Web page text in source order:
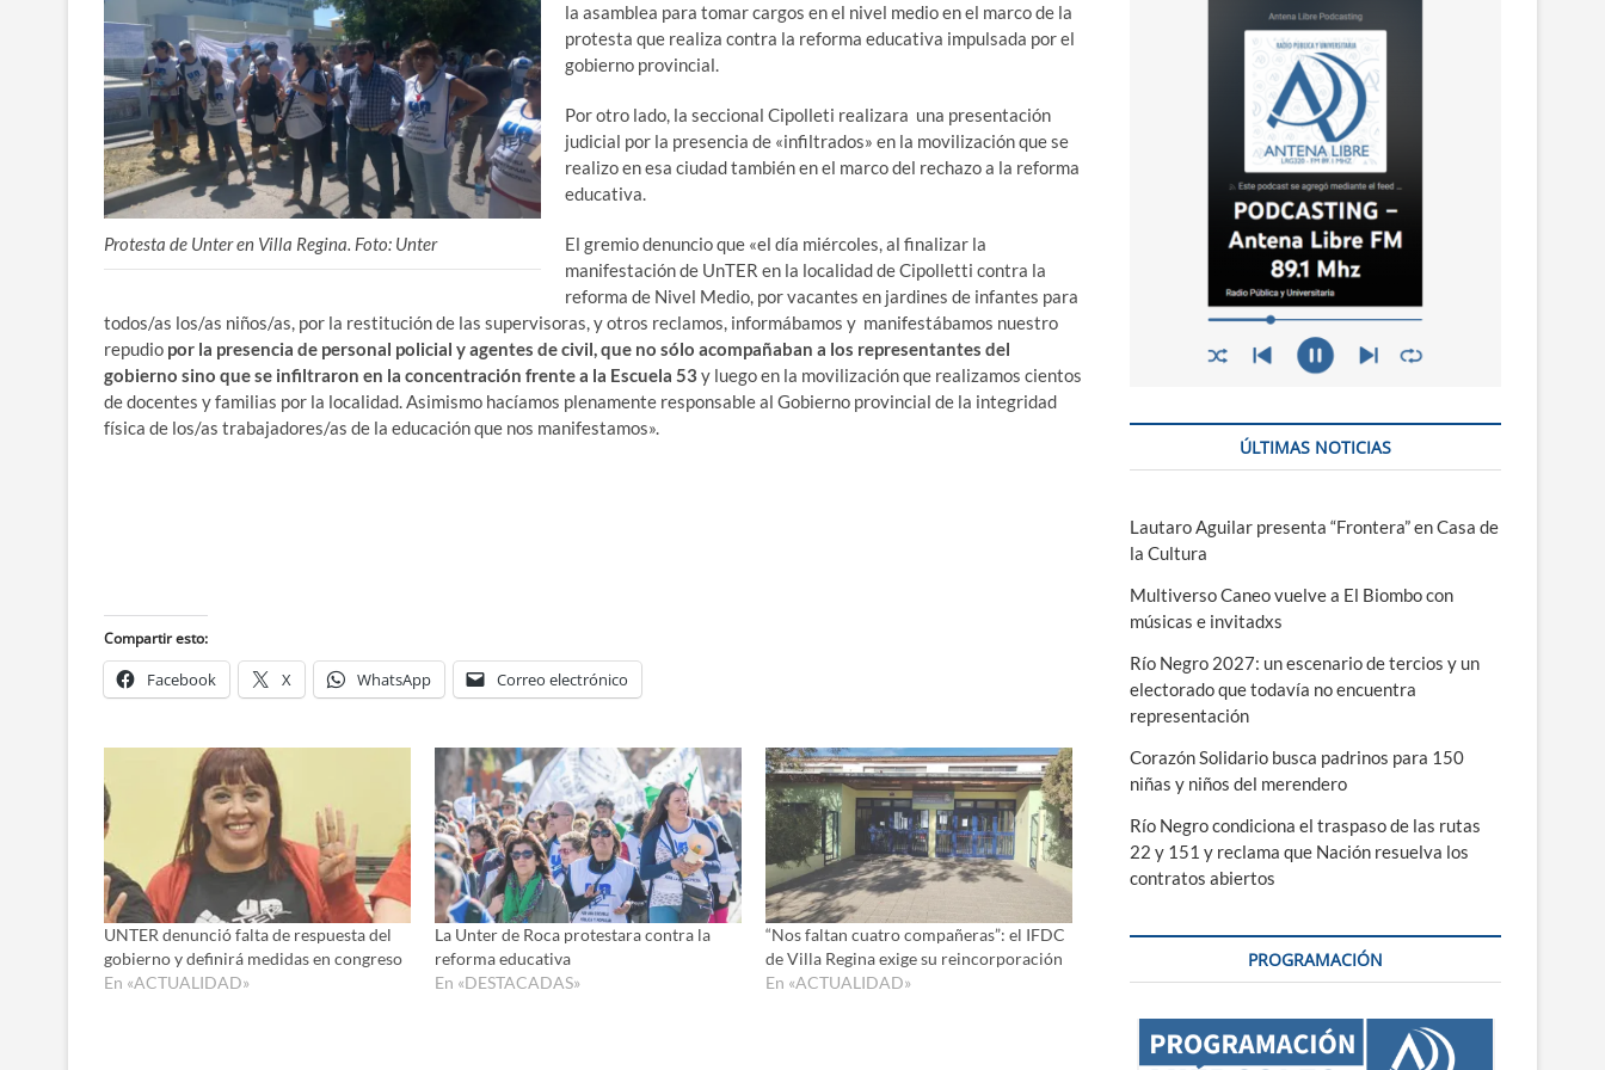
Protesta de Unter en Villa Regina. Foto: Unter
la asamblea para tomar cargos en el nivel medio en el marco de la
protesta que realiza contra la reforma educativa impulsada por el
gobierno provincial.
Por otro lado, la seccional Cipolleti realizara una presentación
judicial por la presencia de «infiltrados» en la movilización que se
realizo en esa ciudad también en el marco del rechazo a la reforma
educativa.
El gremio denuncio que «el día miércoles, al finalizar la
manifestación de UnTER en la localidad de Cipolletti contra la
reforma de Nivel Medio, por vacantes en jardines de infantes para
todos/as los/as niños/as, por la restitución de las supervisoras, y otros reclamos, informábamos y manifestábamos nuestro
repudio por la presencia de personal policial y agentes de civil, que no sólo acompañaban a los representantes del
gobierno sino que se infiltraron en la concentración frente a la Escuela 53 y luego en la movilización que realizamos cientos
de docentes y familias por la localidad. Asimismo hacíamos plenamente responsable al Gobierno provincial de la integridad
física de los/as trabajadores/as de la educación que nos manifestamos».
Compartir esto:
Facebook X WhatsApp Correo electrónico
UNTER denunció falta de respuesta del
gobierno y definirá medidas en congreso
En «ACTUALIDAD»
La Unter de Roca protestara contra la
reforma educativa
En «DESTACADAS»
“Nos faltan cuatro compañeras”: el IFDC
de Villa Regina exige su reincorporación
En «ACTUALIDAD»
ÚLTIMAS NOTICIAS
Lautaro Aguilar presenta “Frontera” en Casa de
la Cultura
Multiverso Caneo vuelve a El Biombo con
músicas e invitadxs
Río Negro 2027: un escenario de tercios y un
electorado que todavía no encuentra
representación
Corazón Solidario busca padrinos para 150
niñas y niños del merendero
Río Negro condiciona el traspaso de las rutas
22 y 151 y reclama que Nación resuelva los
contratos abiertos
PROGRAMACIÓN